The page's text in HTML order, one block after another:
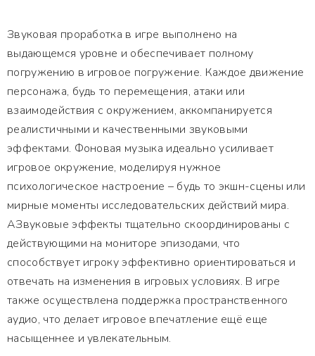
Звуковая проработка в игре выполнено на
выдающемся уровне и обеспечивает полному
погружению в игровое погружение. Каждое движение
персонажа, будь то перемещения, атаки или
взаимодействия с окружением, аккомпанируется
реалистичными и качественными звуковыми
эффектами. Фоновая музыка идеально усиливает
игровое окружение, моделируя нужное
психологическое настроение – будь то экшн-сцены или
мирные моменты исследовательских действий мира.
АЗвуковые эффекты тщательно скоординированы с
действующими на мониторе эпизодами, что
способствует игроку эффективно ориентироваться и
отвечать на изменения в игровых условиях. В игре
также осуществлена поддержка пространственного
аудио, что делает игровое впечатление ещё еще
насыщеннее и увлекательным.